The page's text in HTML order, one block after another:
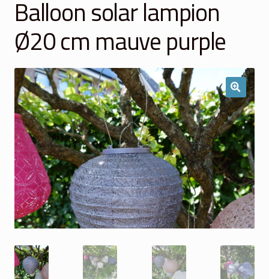
Winkelmand
Over Ons
Veelgestelde vragen
Contact
Balloon solar lampion
Ø20 cm mauve purple